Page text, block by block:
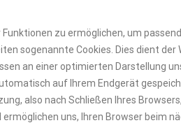
zu ermöglichen, um
sogenannte Cookies. Dies dient der
an einer optimierten Darstellung
auf Ihrem Endgerät
also nach Schließen Ihres
uns, Ihren Browser beim